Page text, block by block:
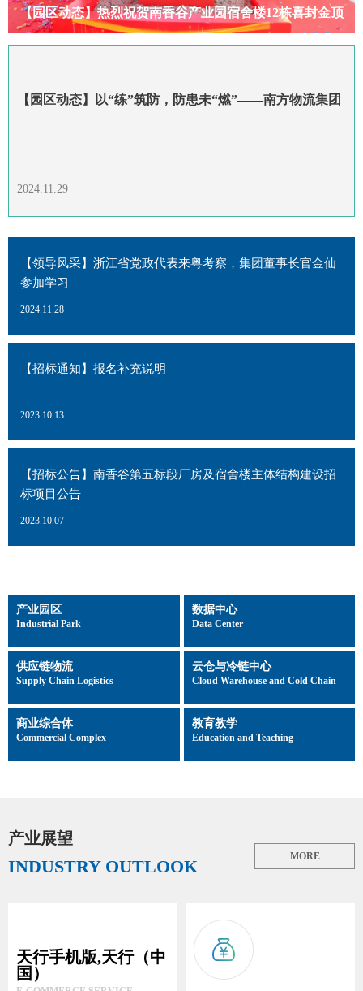
【园区动态】热烈祝贺南香谷产业园宿舍楼12栋喜封金顶
【园区动态】以“练”筑防，防患未“燃”——南方物流集团
2024.11.29
【领导风采】浙江省党政代表来粤考察，集团董事长官金仙
参加学习
2024.11.28
【招标通知】报名补充说明
2023.10.13
【招标公告】南香谷第五标段厂房及宿舍楼主体结构建设招
标项目公告
2023.10.07
产业园区
Industrial Park
数据中心
Data Center
供应链物流
Supply Chain Logistics
云仓与冷链中心
Cloud Warehouse and Cold Chain
商业综合体
Commercial Complex
教育教学
Education and Teaching
产业展望
INDUSTRY OUTLOOK MORE
天行手机版,天行（中
国）